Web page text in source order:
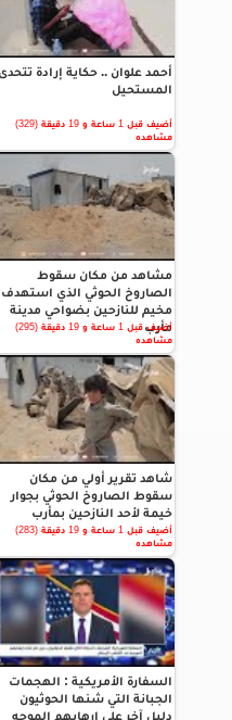
أحمد علوان .. حكاية إرادة تتحدى
المستحيل
أضيف قبل 1 ساعة و 19 دقيقة (329)
مشاهده
مشاهد من مكان سقوط
الصاروخ الحوثي الذي استهدف
مخيم للنازحين بضواحي مدينة
مأرب
أضيف قبل 1 ساعة و 19 دقيقة (295)
مشاهده
شاهد تقرير أولي من مكان
سقوط الصاروخ الحوثي بجوار
خيمة لأحد النازحين بمأرب
أضيف قبل 1 ساعة و 19 دقيقة (283)
مشاهده
السفارة الأمريكية : الهجمات
الجبانة التي شنها الحوثيون
دليل آخر على إرهابهم الموجه